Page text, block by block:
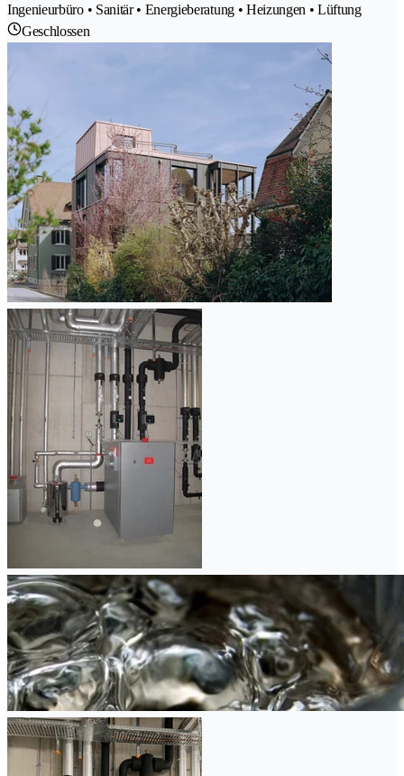
Ingenieurbüro • Sanitär • Energieberatung • Heizungen • Lüftung
Geschlossen